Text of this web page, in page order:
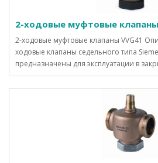
2-ходовые муфтовые клапаны
2-ходовые муфтовые клапаны VVG41
ходовые клапаны седельного типа
предназначены для эксплуатации в